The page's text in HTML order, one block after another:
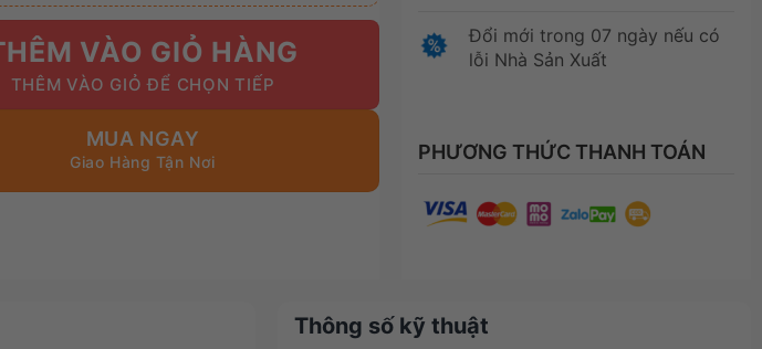
VÀO GIỎ HÀNG
MUA NGAY
Đổi mới trong 07 ngày nếu có
lỗi Nhà Sản Xuất
PHƯƠNG THỨC THANH TOÁN
Thông số kỹ thuật